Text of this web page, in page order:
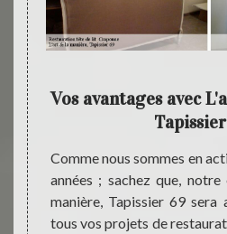
lit
une
une
la
Vos avantages avec
Comme nous sommes en
années ; sachez que,
manière, Tapissier 69 sera
tous vos projets de